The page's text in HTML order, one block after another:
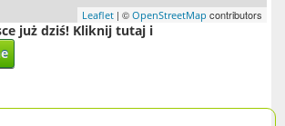
Leaflet | © OpenStreetMap contributors
już dziś! Kliknij tutaj i